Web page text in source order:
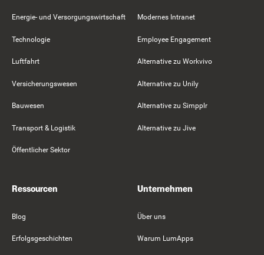
Energie- und Versorgungswirtschaft
Technologie
Luftfahrt
Versicherungswesen
Bauwesen
Transport & Logistik
Öffentlicher Sektor
Modernes Intranet
Employee Engagement
Alternative zu Workvivo
Alternative zu Unily
Alternative zu Simpplr
Alternative zu Jive
Ressourcen
Blog
Erfolgsgeschichten
Unternehmen
Über uns
Warum LumApps